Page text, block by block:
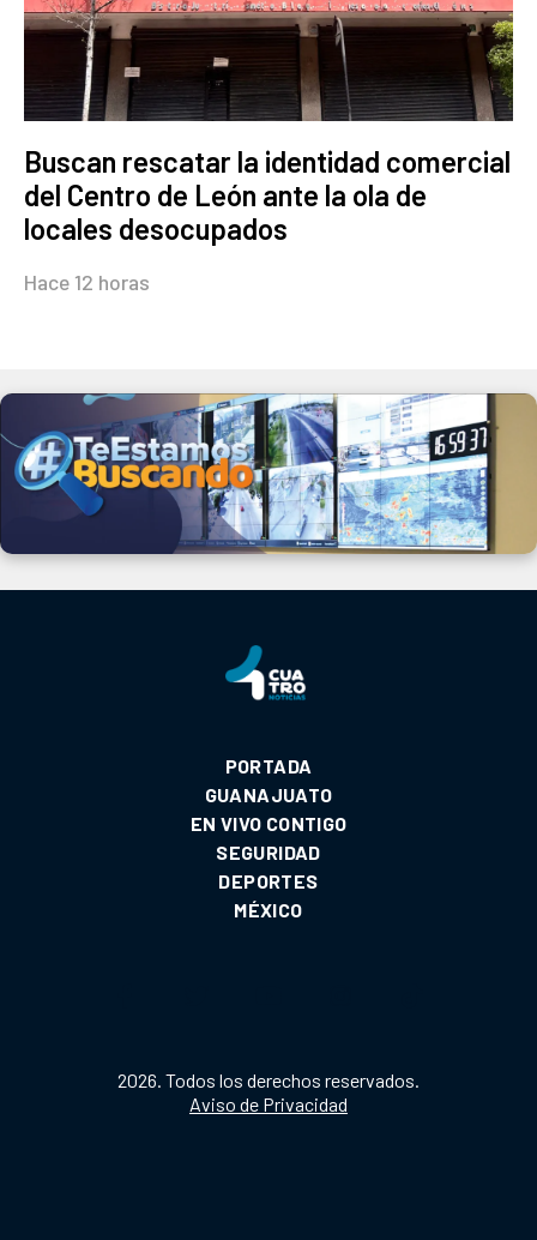
Buscan rescatar la identidad comercial
del Centro de León ante la ola de
locales desocupados
Hace 12 horas
PORTADA
GUANAJUATO
EN VIVO CONTIGO
SEGURIDAD
DEPORTES
MÉXICO
2026. Todos los derechos reservados.
Aviso de Privacidad